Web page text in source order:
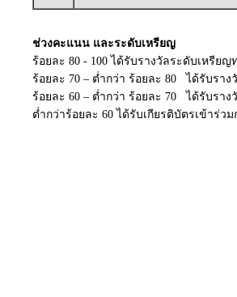
ช่วงคะแนน และระดับเหรียญ
ร้อยละ 80 - 100 ได้รับรางวัลระดับเหรียญ
ร้อยละ 70 – ต่ำกว่า ร้อยละ 80 ได้รับราง
ร้อยละ 60 – ต่ำกว่า ร้อยละ 70 ได้รับราง
ต่ำกว่าร้อยละ 60 ได้รับเกียรติบัตรเข้าร่ว